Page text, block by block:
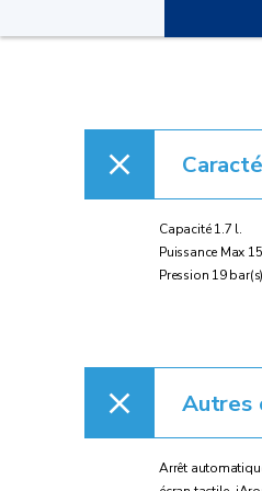
Capacité 1.7 l.
Puissance Max
Pression 19 bar(s)
Autres
Arrêt